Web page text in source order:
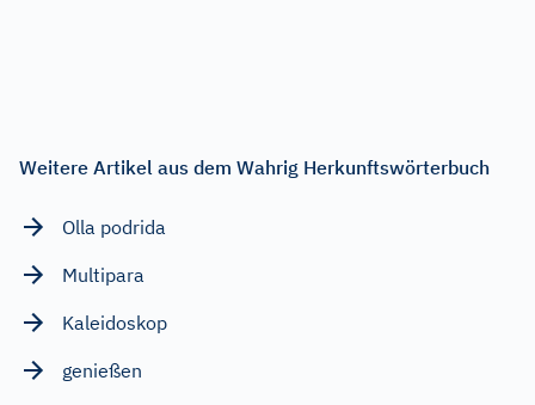
Weitere Artikel aus dem Wahrig Herkunftswörterbuch
Olla podrida
Multipara
Kaleidoskop
genießen